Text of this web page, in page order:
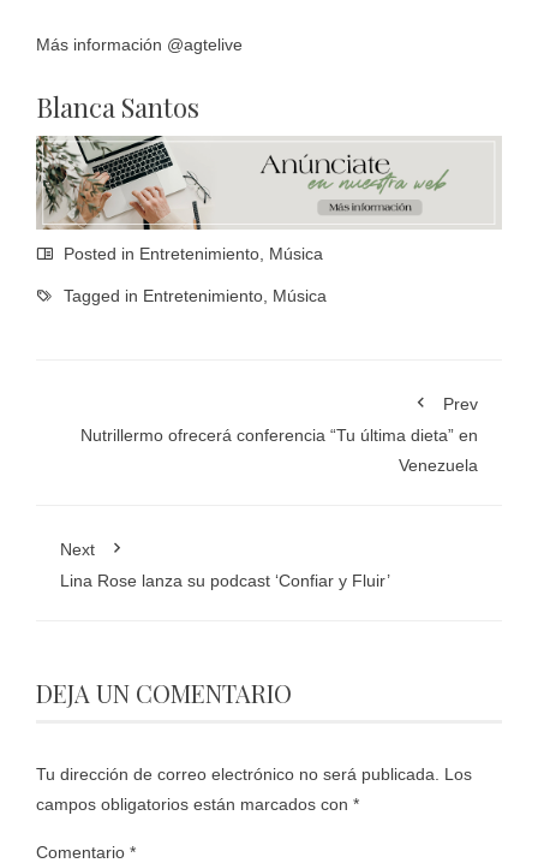
Más información @agtelive
Blanca Santos
Posted in Entretenimiento Música
Tagged in Entretenimiento Música
Prev
Nutrillermo ofrecerá conferencia “Tu última dieta” en
Venezuela
Next
Lina Rose lanza su podcast ‘Confiar y Fluir’
DEJA UN COMENTARIO
Tu dirección de correo electrónico no será publicada.
Los
campos obligatorios están marcados con *
Comentario *